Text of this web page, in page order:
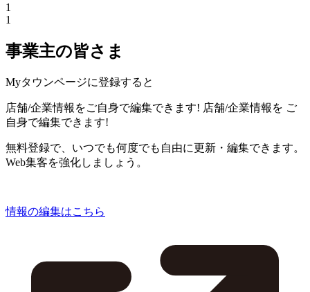
1
1
事業主の皆さま
Myタウンページに登録すると
店舗/企業情報をご自身で編集できます! 店舗/企業情報を ご
自身で編集できます!
無料登録で、いつでも何度でも自由に更新・編集できます。
Web集客を強化しましょう。
情報の編集はこちら